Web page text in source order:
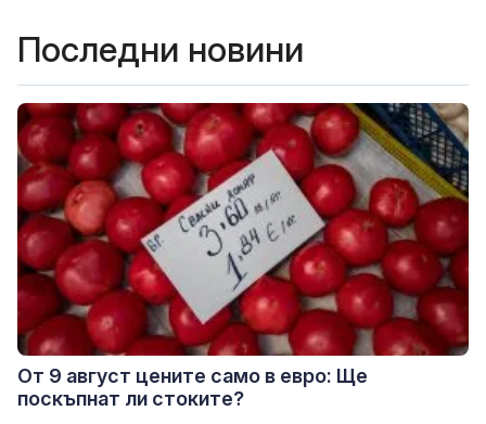
Последни новини
От 9 август цените само в евро: Ще
поскъпнат ли стоките?